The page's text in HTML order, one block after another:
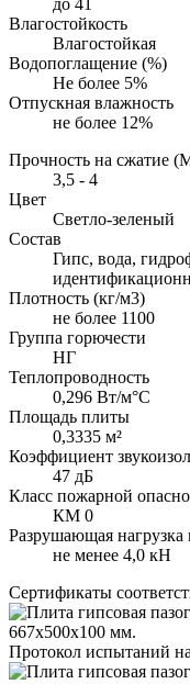
до 41
Влагостойкость
Влагостойкая
Водопоглащение (%)
Не более 5%
Отпускная влажность
не более 12%
Прочность на сжатие
3,5 - 4
Цвет
Светло-зеленый
Состав
Гипс, вода,
Плотность (кг/м3)
не более 1100
Группа горючести
НГ
Теплопроводность
0,296 Вт/м°С
Площадь плиты
0,3335 м²
Коэффициент
47 дБ
Класс пожарной
КМ 0
Разрушающая нагрузка
не менее 4,0 кН
Сертификаты
Протокол испытаний